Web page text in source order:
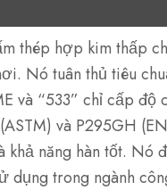
thép hợp kim thấp
Nó tuân thủ tiêu
và “533” chỉ cấp
và P295GH
khả năng hàn tốt. Nó
trong ngành